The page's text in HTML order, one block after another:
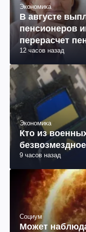
Экономика
В августе
пенсионеров
перерасчет
12 часов назад
Экономика
Кто из
9 часов назад
Социум
Может